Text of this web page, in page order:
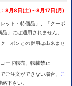
：8月8日(土)～8月17日(月)
ット・特価品」、「クーポ
品」には適用されません。
ーポンとの併用は出来ませ
ード転売、転載禁止
ご注文ができない場合、
こ
絡下さい。
ているのはフ
ムを採用し、
かに調整でき